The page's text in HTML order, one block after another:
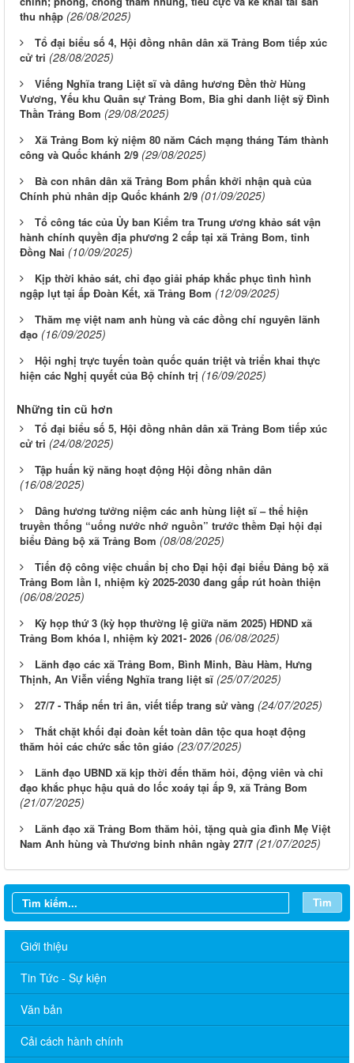
thu nhập (26/08/2025)
Tổ đại biểu số 4, Hội đồng nhân dân xã Trảng Bom tiếp xúc
cử tri (28/08/2025)
Viếng Nghĩa trang Liệt sĩ và dâng hương Đền thờ Hùng
Vương, Yếu khu Quân sự Trảng Bom, Bia ghi danh liệt sỹ Đình
Thần Trảng Bom (29/08/2025)
Xã Trảng Bom kỷ niệm 80 năm Cách mạng tháng Tám thành
công và Quốc khánh 2/9 (29/08/2025)
Bà con nhân dân xã Trảng Bom phấn khởi nhận quà của
Chính phủ nhân dịp Quốc khánh 2/9 (01/09/2025)
Tổ công tác của Ủy ban Kiểm tra Trung ương khảo sát vận
hành chính quyền địa phương 2 cấp tại xã Trảng Bom, tỉnh
Đồng Nai (10/09/2025)
Kịp thời khảo sát, chỉ đạo giải pháp khắc phục tình hình
ngập lụt tại ấp Đoàn Kết, xã Trảng Bom (12/09/2025)
Thăm mẹ việt nam anh hùng và các đồng chí nguyên lãnh
đạo (16/09/2025)
Hội nghị trực tuyến toàn quốc quán triệt và triển khai thực
hiện các Nghị quyết của Bộ chính trị (16/09/2025)
Những tin cũ hơn
Tổ đại biểu số 5, Hội đồng nhân dân xã Trảng Bom tiếp xúc
cử tri (24/08/2025)
Tập huấn kỹ năng hoạt động Hội đồng nhân dân
(16/08/2025)
Dâng hương tưởng niệm các anh hùng liệt sĩ – thể hiện
truyền thống “uống nước nhớ nguồn” trước thềm Đại hội đại
biểu Đảng bộ xã Trảng Bom (08/08/2025)
Tiến độ công việc chuẩn bị cho Đại hội đại biểu Đảng bộ xã
Trảng Bom lần I, nhiệm kỳ 2025-2030 đang gấp rút hoàn thiện
(06/08/2025)
Kỳ họp thứ 3 (kỳ họp thường lệ giữa năm 2025) HĐND xã
Trảng Bom khóa I, nhiệm kỳ 2021- 2026 (06/08/2025)
Lãnh đạo các xã Trảng Bom, Bình Minh, Bàu Hàm, Hưng
Thịnh, An Viễn viếng Nghĩa trang liệt sĩ (25/07/2025)
27/7 - Thắp nến tri ân, viết tiếp trang sử vàng (24/07/2025)
Thắt chặt khối đại đoàn kết toàn dân tộc qua hoạt động
thăm hỏi các chức sắc tôn giáo (23/07/2025)
Lãnh đạo UBND xã kịp thời đến thăm hỏi, động viên và chỉ
đạo khắc phục hậu quả do lốc xoáy tại ấp 9, xã Trảng Bom
(21/07/2025)
Lãnh đạo xã Trảng Bom thăm hỏi, tặng quà gia đình Mẹ Việt
Nam Anh hùng và Thương binh nhân ngày 27/7 (21/07/2025)
Tìm
Giới thiệu
Tin Tức - Sự kiện
Văn bản
Cải cách hành chính